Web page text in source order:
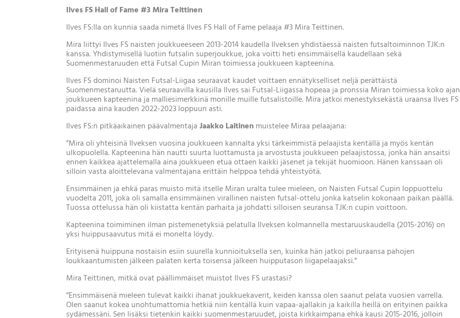
Ilves FS Hall of Fame #3 Mira Teittinen
Ilves FS:lla on kunnia saada nimetä Ilves FS Hall of Fame pelaaja #3 Mira Teittinen.
Mira liittyi Ilves FS naisten joukkueeseen 2013-2014 kaudella Ilveksen yhdistäessä naisten futsaltoiminnon TJK:n
kanssa. Yhdistymisellä luotiin futsalin superjoukkue, joka voitti heti ensimmäisellä kaudellaan sekä
Suomenmestaruuden että Futsal Cupin Miran toimiessa joukkueen kapteenina.
Ilves FS dominoi Naisten Futsal-Liigaa seuraavat kaudet voittaen ennätykselliset neljä perättäistä
Suomenmestaruutta. Vielä seuraavilla kausilla Ilves sai Futsal-Liigassa hopeaa ja pronssia Miran toimiessa koko ajan
joukkueen kapteenina ja malliesimerkkinä monille muille futsalistoille. Mira jatkoi menestyksekästä uraansa Ilves FS
paidassa aina kauden 2022-2023 loppuun asti.
Ilves FS:n pitkäaikainen päävalmentajaJaakko Laitinenmuistelee Miraa pelaajana:
”Mira oli yhteisinä Ilveksen vuosina joukkueen kannalta yksi tärkeimmistä pelaajista kentällä ja myös kentän
ulkopuolella. Kapteenina hän nautti suurta luottamusta ja arvostusta joukkueen pelaajistossa, jonka hän ansaitsi
ennen kaikkea ajattelemalla aina joukkueen etua ottaen kaikki jäsenet ja tekijät huomioon. Hänen kanssaan oli
silloin vasta aloittelevana valmentajana erittäin helppoa tehdä yhteistyötä.
Ensimmäinen ja ehkä paras muisto mitä itselle Miran uralta tulee mieleen, on Naisten Futsal Cupin loppuottelu
vuodelta 2011, joka oli samalla ensimmäinen virallinen naisten futsal-ottelu jonka katselin kokonaan paikan päällä.
Tuossa ottelussa hän oli kiistatta kentän parhaita ja johdatti silloisen seuransa TJK:n cupin voittoon.
Kapteenina toimiminen ilman pistemenetyksiä pelatulla Ilveksen kolmannella mestaruuskaudella (2015-2016) on
yksi huippusaavutus mitä ei monelta löydy.
Erityisenä huippuna nostaisin esiin suurella kunnioituksella sen, kuinka hän jatkoi peliuraansa pahojen
loukkaantumisten jälkeen palaten kerta toisensa jälkeen huipputason liigapelaajaksi.”
Mira Teittinen, mitkä ovat päällimmäiset muistot Ilves FS urastasi?
”Ensimmäisenä mieleen tulevat kaikki ihanat joukkuekaverit, keiden kanssa olen saanut pelata vuosien varrella.
Olen saanut kokea unohtumattomia hetkiä niin kentällä kuin vapaa-ajallakin ja kaikilla heillä on erityinen paikka
sydämessäni. Sen lisäksi tietenkin kaikki suomenmestaruudet, joista kirkkaimpana ehkä kausi 2015-2016, jolloin